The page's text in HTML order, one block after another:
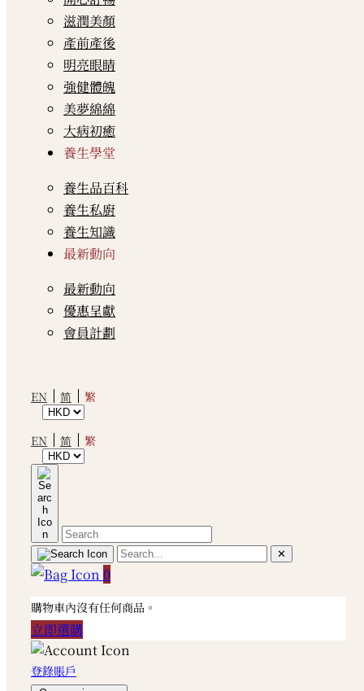
滋潤美顏
產前產後
明亮眼睛
強健體魄
美夢綿綿
大病初癒
養生學堂
養生品百科
養生私廚
養生知識
最新動向
最新動向
優惠呈獻
會員計劃
EN 简 繁
EN 简 繁
✕
0
購物車內沒有任何商品。
立即選購
登錄賬戶